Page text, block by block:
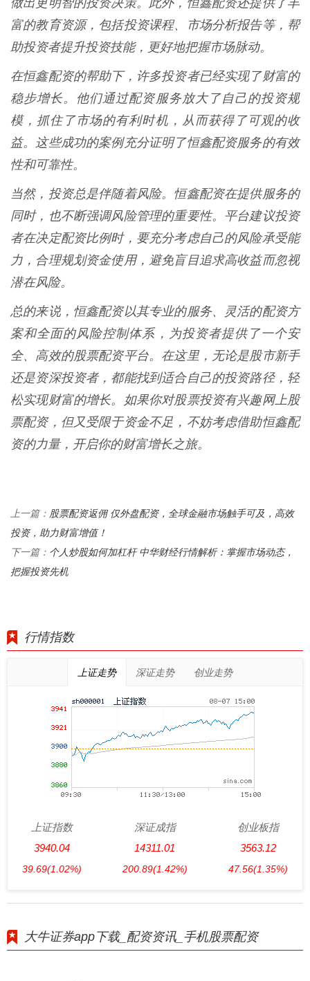
做出更明智的投资决策。此外，恒鑫配资还提供了丰
富的教育资源，包括投资课程、市场分析报告等，帮
助投资者提升投资技能，更好地把握市场脉动。
在恒鑫配资的帮助下，许多投资者已经实现了财富的
稳步增长。他们通过配资服务放大了自己的投资规
模，抓住了市场的有利时机，从而获得了可观的收
益。这些成功的案例充分证明了恒鑫配资服务的有效
性和可靠性。
当然，投资总是伴随着风险。恒鑫配资在提供服务的
同时，也不断强调风险管理的重要性。平台建议投资
者在决定配资比例时，要充分考虑自己的风险承受能
力，合理规划资金使用，避免盲目追求高收益而忽视
潜在风险。
总的来说，恒鑫配资以其专业的服务、灵活的配资方
案和全面的风险控制体系，为投资者提供了一个安
全、高效的股票配资平台。在这里，无论是股市新手
还是资深投资者，都能找到适合自己的投资路径，轻
松实现财富的增长。如果你对股票投资有兴趣网上股
票配资，但又受限于资金不足，不妨考虑借助恒鑫配
资的力量，开启你的财富增长之旅。
上一篇： 股票配资返佣 仅外盘配资，全球金融市场触手可及，高效
投资，助力财富增值！
下一篇： 个人炒股如何加杠杆 中华财经行情解析：掌握市场动态，
把握投资先机
行情指数
上证走势 深证走势 创业走势
上证指数
3940.04
39.69(1.02%)
深证成指
14311.01
200.89(1.42%)
创业板指
3563.12
47.56(1.35%)
大牛证券app下载_配资资讯_手机股票配资